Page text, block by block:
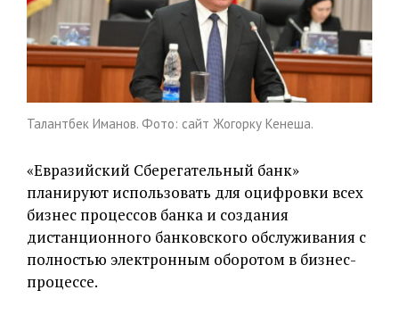
Талантбек Иманов. Фото: сайт Жогорку Кенеша.
«Евразийский Сберегательный банк»
планируют использовать для оцифровки всех
бизнес процессов банка и создания
дистанционного банковского обслуживания с
полностью электронным оборотом в бизнес-
процессе.